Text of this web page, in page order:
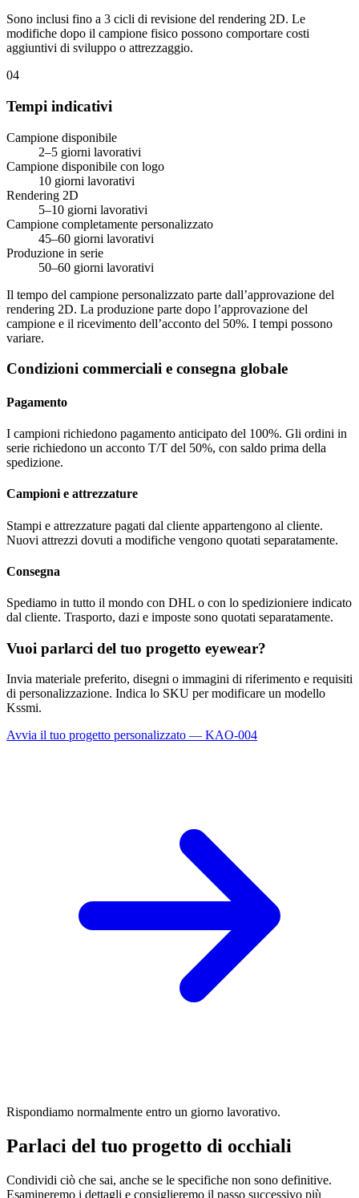
Sono inclusi fino a 3 cicli di revisione del rendering 2D. Le
modifiche dopo il campione fisico possono comportare costi
aggiuntivi di sviluppo o attrezzaggio.
04
Tempi indicativi
Campione disponibile
2–5 giorni lavorativi
Campione disponibile con logo
10 giorni lavorativi
Rendering 2D
5–10 giorni lavorativi
Campione completamente personalizzato
45–60 giorni lavorativi
Produzione in serie
50–60 giorni lavorativi
Il tempo del campione personalizzato parte dall’approvazione del
rendering 2D. La produzione parte dopo l’approvazione del
campione e il ricevimento dell’acconto del 50%. I tempi possono
variare.
Condizioni commerciali e consegna globale
Pagamento
I campioni richiedono pagamento anticipato del 100%. Gli ordini in
serie richiedono un acconto T/T del 50%, con saldo prima della
spedizione.
Campioni e attrezzature
Stampi e attrezzature pagati dal cliente appartengono al cliente.
Nuovi attrezzi dovuti a modifiche vengono quotati separatamente.
Consegna
Spediamo in tutto il mondo con DHL o con lo spedizioniere indicato
dal cliente. Trasporto, dazi e imposte sono quotati separatamente.
Vuoi parlarci del tuo progetto eyewear?
Invia materiale preferito, disegni o immagini di riferimento e requisiti
di personalizzazione. Indica lo SKU per modificare un modello
Kssmi.
Avvia il tuo progetto personalizzato — KAO-004
Rispondiamo normalmente entro un giorno lavorativo.
Parlaci del tuo progetto di occhiali
Condividi ciò che sai, anche se le specifiche non sono definitive.
Esamineremo i dettagli e consiglieremo il passo successivo più